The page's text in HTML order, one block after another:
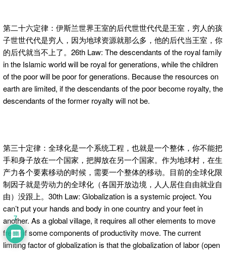
第二十六定律：伊斯兰世界王室的后代世世代代是王室，穷人的孩
子世世代代是穷人，因为地球资源就那么多，他的后代当王室，你
的后代就当不上了。26th Law: The descendants of the royal family
in the Islamic world will be royal for generations, while the children
of the poor will be poor for generations. Because the resources on
earth are limited, if the descendants of the poor become royalty, the
descendants of the former royalty will not be.
第三十定律：全球化是一个系统工程，也就是一个整体，你不能把
手和身子放在一个国家，把脚放在另一个国家。作为地球村，在生
产力各个要素移动的时候，需要一个整体的移动。目前的全球化限
制因子就是劳动力的全球化（各国开放边境，人人居住自由就业自
由）没跟上。30th Law: Globalization is a systemic project. You
can’t put your hands and body in one country and your feet in
another. As a global village, it requires all other elements to move
freely if some components of productivity move. The current
limiting factor of globalization is that the globalization of labor (open
7